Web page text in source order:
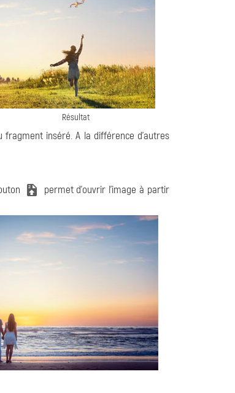
Résultat
inséré. A la différence d'autres
permet d'ouvrir l'image à partir